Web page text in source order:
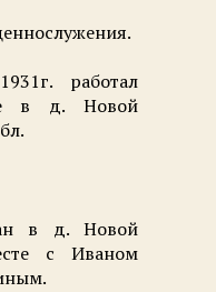
работал
в д. Новой
в д. Новой
с Иваном